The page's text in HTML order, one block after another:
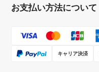
お支払い方法について
キャリア決済